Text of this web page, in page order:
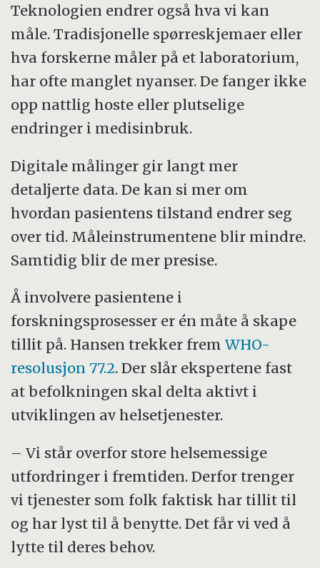
Teknologien endrer også hva vi kan
måle. Tradisjonelle spørreskjemaer eller
hva forskerne måler på et laboratorium,
har ofte manglet nyanser. De fanger ikke
opp nattlig hoste eller plutselige
endringer i medisinbruk.
Digitale målinger gir langt mer
detaljerte data. De kan si mer om
hvordan pasientens tilstand endrer seg
over tid. Måleinstrumentene blir mindre.
Samtidig blir de mer presise.
Å involvere pasientene i
forskningsprosesser er én måte å skape
tillit på. Hansen trekker fremWHO-
resolusjon 77.2. Der slår ekspertene fast
at befolkningen skal delta aktivt i
utviklingen av helsetjenester.
– Vi står overfor store helsemessige
utfordringer i fremtiden. Derfor trenger
vi tjenester som folk faktisk har tillit til
og har lyst til å benytte. Det får vi ved å
lytte til deres behov.